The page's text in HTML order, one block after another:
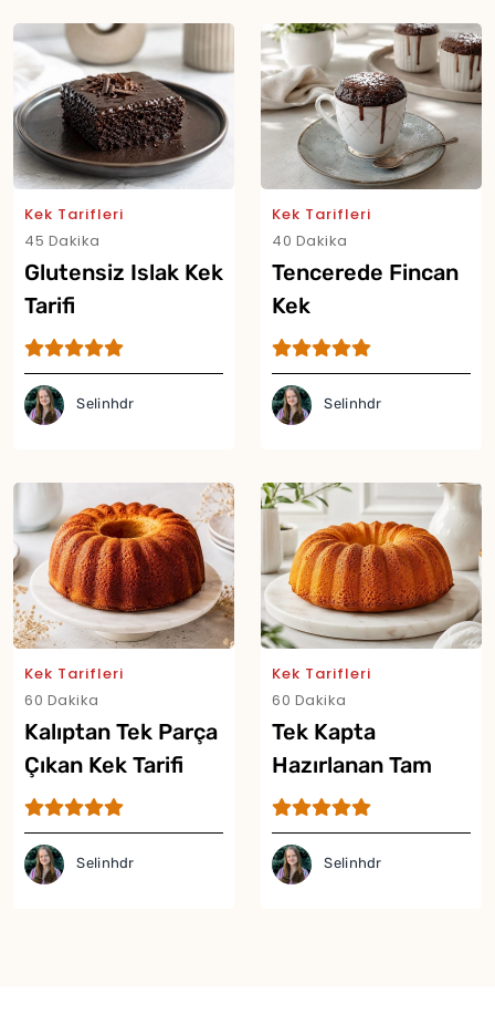
Kek Tarifleri
45 Dakika
Glutensiz Islak Kek
Tarifi
Selinhdr
Kek Tarifleri
40 Dakika
Tencerede Fincan
Kek
Selinhdr
Kek Tarifleri
60 Dakika
Kalıptan Tek Parça
Çıkan Kek Tarifi
Selinhdr
Kek Tarifleri
60 Dakika
Tek Kapta
Hazırlanan Tam
Ölçülü Kek Tarifi
Selinhdr